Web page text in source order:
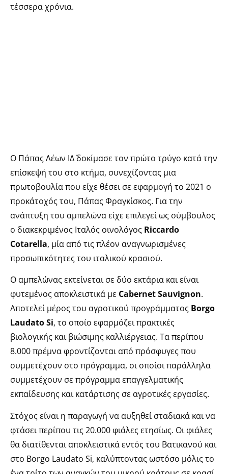
τέσσερα χρόνια.
Ο Πάπας Λέων ΙΔ΄ δοκίμασε τον πρώτο τρύγο κατά την
επίσκεψή του στο κτήμα, συνεχίζοντας μια
πρωτοβουλία που είχε θέσει σε εφαρμογή το 2021 ο
προκάτοχός του, Πάπας Φραγκίσκος. Για την
ανάπτυξη του αμπελώνα είχε επιλεγεί ως σύμβουλος
ο διακεκριμένος Ιταλός οινολόγος Riccardo
Cotarella, μία από τις πλέον αναγνωρισμένες
προσωπικότητες του ιταλικού κρασιού.
Ο αμπελώνας εκτείνεται σε δύο εκτάρια και είναι
φυτεμένος αποκλειστικά με Cabernet Sauvignon.
Αποτελεί μέρος του αγροτικού προγράμματος Borgo
Laudato Si, το οποίο εφαρμόζει πρακτικές
βιολογικής και βιώσιμης καλλιέργειας. Τα περίπου
8.000 πρέμνα φροντίζονται από πρόσφυγες που
συμμετέχουν στο πρόγραμμα, οι οποίοι παράλληλα
συμμετέχουν σε πρόγραμμα επαγγελματικής
εκπαίδευσης και κατάρτισης σε αγροτικές εργασίες.
Στόχος είναι η παραγωγή να αυξηθεί σταδιακά και να
φτάσει περίπου τις 20.000 φιάλες ετησίως. Οι φιάλες
θα διατίθενται αποκλειστικά εντός του Βατικανού και
στο Borgo Laudato Si, καλύπτοντας ωστόσο μόλις το